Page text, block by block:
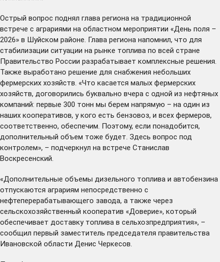
Острый вопрос поднял глава региона на традиционной
встрече с аграриями на областном мероприятии «День поля –
2026» в Шуйском районе. Глава региона напомнил, что для
стабилизации ситуации на рынке топлива по всей стране
Правительство России разрабатывает комплексные решения.
Также выработано решение для снабжения небольших
фермерских хозяйств. «Что касается малых фермерских
хозяйств, договорились буквально вчера с одной из нефтяных
компаний: первые 300 тонн мы берем напрямую – на один из
наших кооперативов, у кого есть бензовоз, и всех фермеров,
соответственно, обеспечим. Поэтому, если понадобится,
дополнительный объем тоже будет. Здесь вопрос под
контролем», – подчеркнул на встрече Станислав
Воскресенский.
«Дополнительные объемы дизельного топлива и автобензина
отпускаются аграриям непосредственно с
нефтеперерабатывающего завода, а также через
сельскохозяйственный кооператив «Доверие», который
обеспечивает доставку топлива в сельхозпредприятия», –
сообщил первый заместитель председателя правительства
Ивановской области Денис Черкесов.